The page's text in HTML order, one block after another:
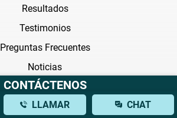
Resultados
Testimonios
Preguntas Frecuentes
Noticias
Blog
Transmisión
CONTÁCTENOS
LLAMAR CHAT